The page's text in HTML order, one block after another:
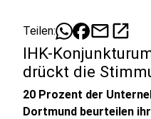
Teilen: mailopen_in_new
IHK-
drückt die
20 Prozent der
Dortmund beurteilen